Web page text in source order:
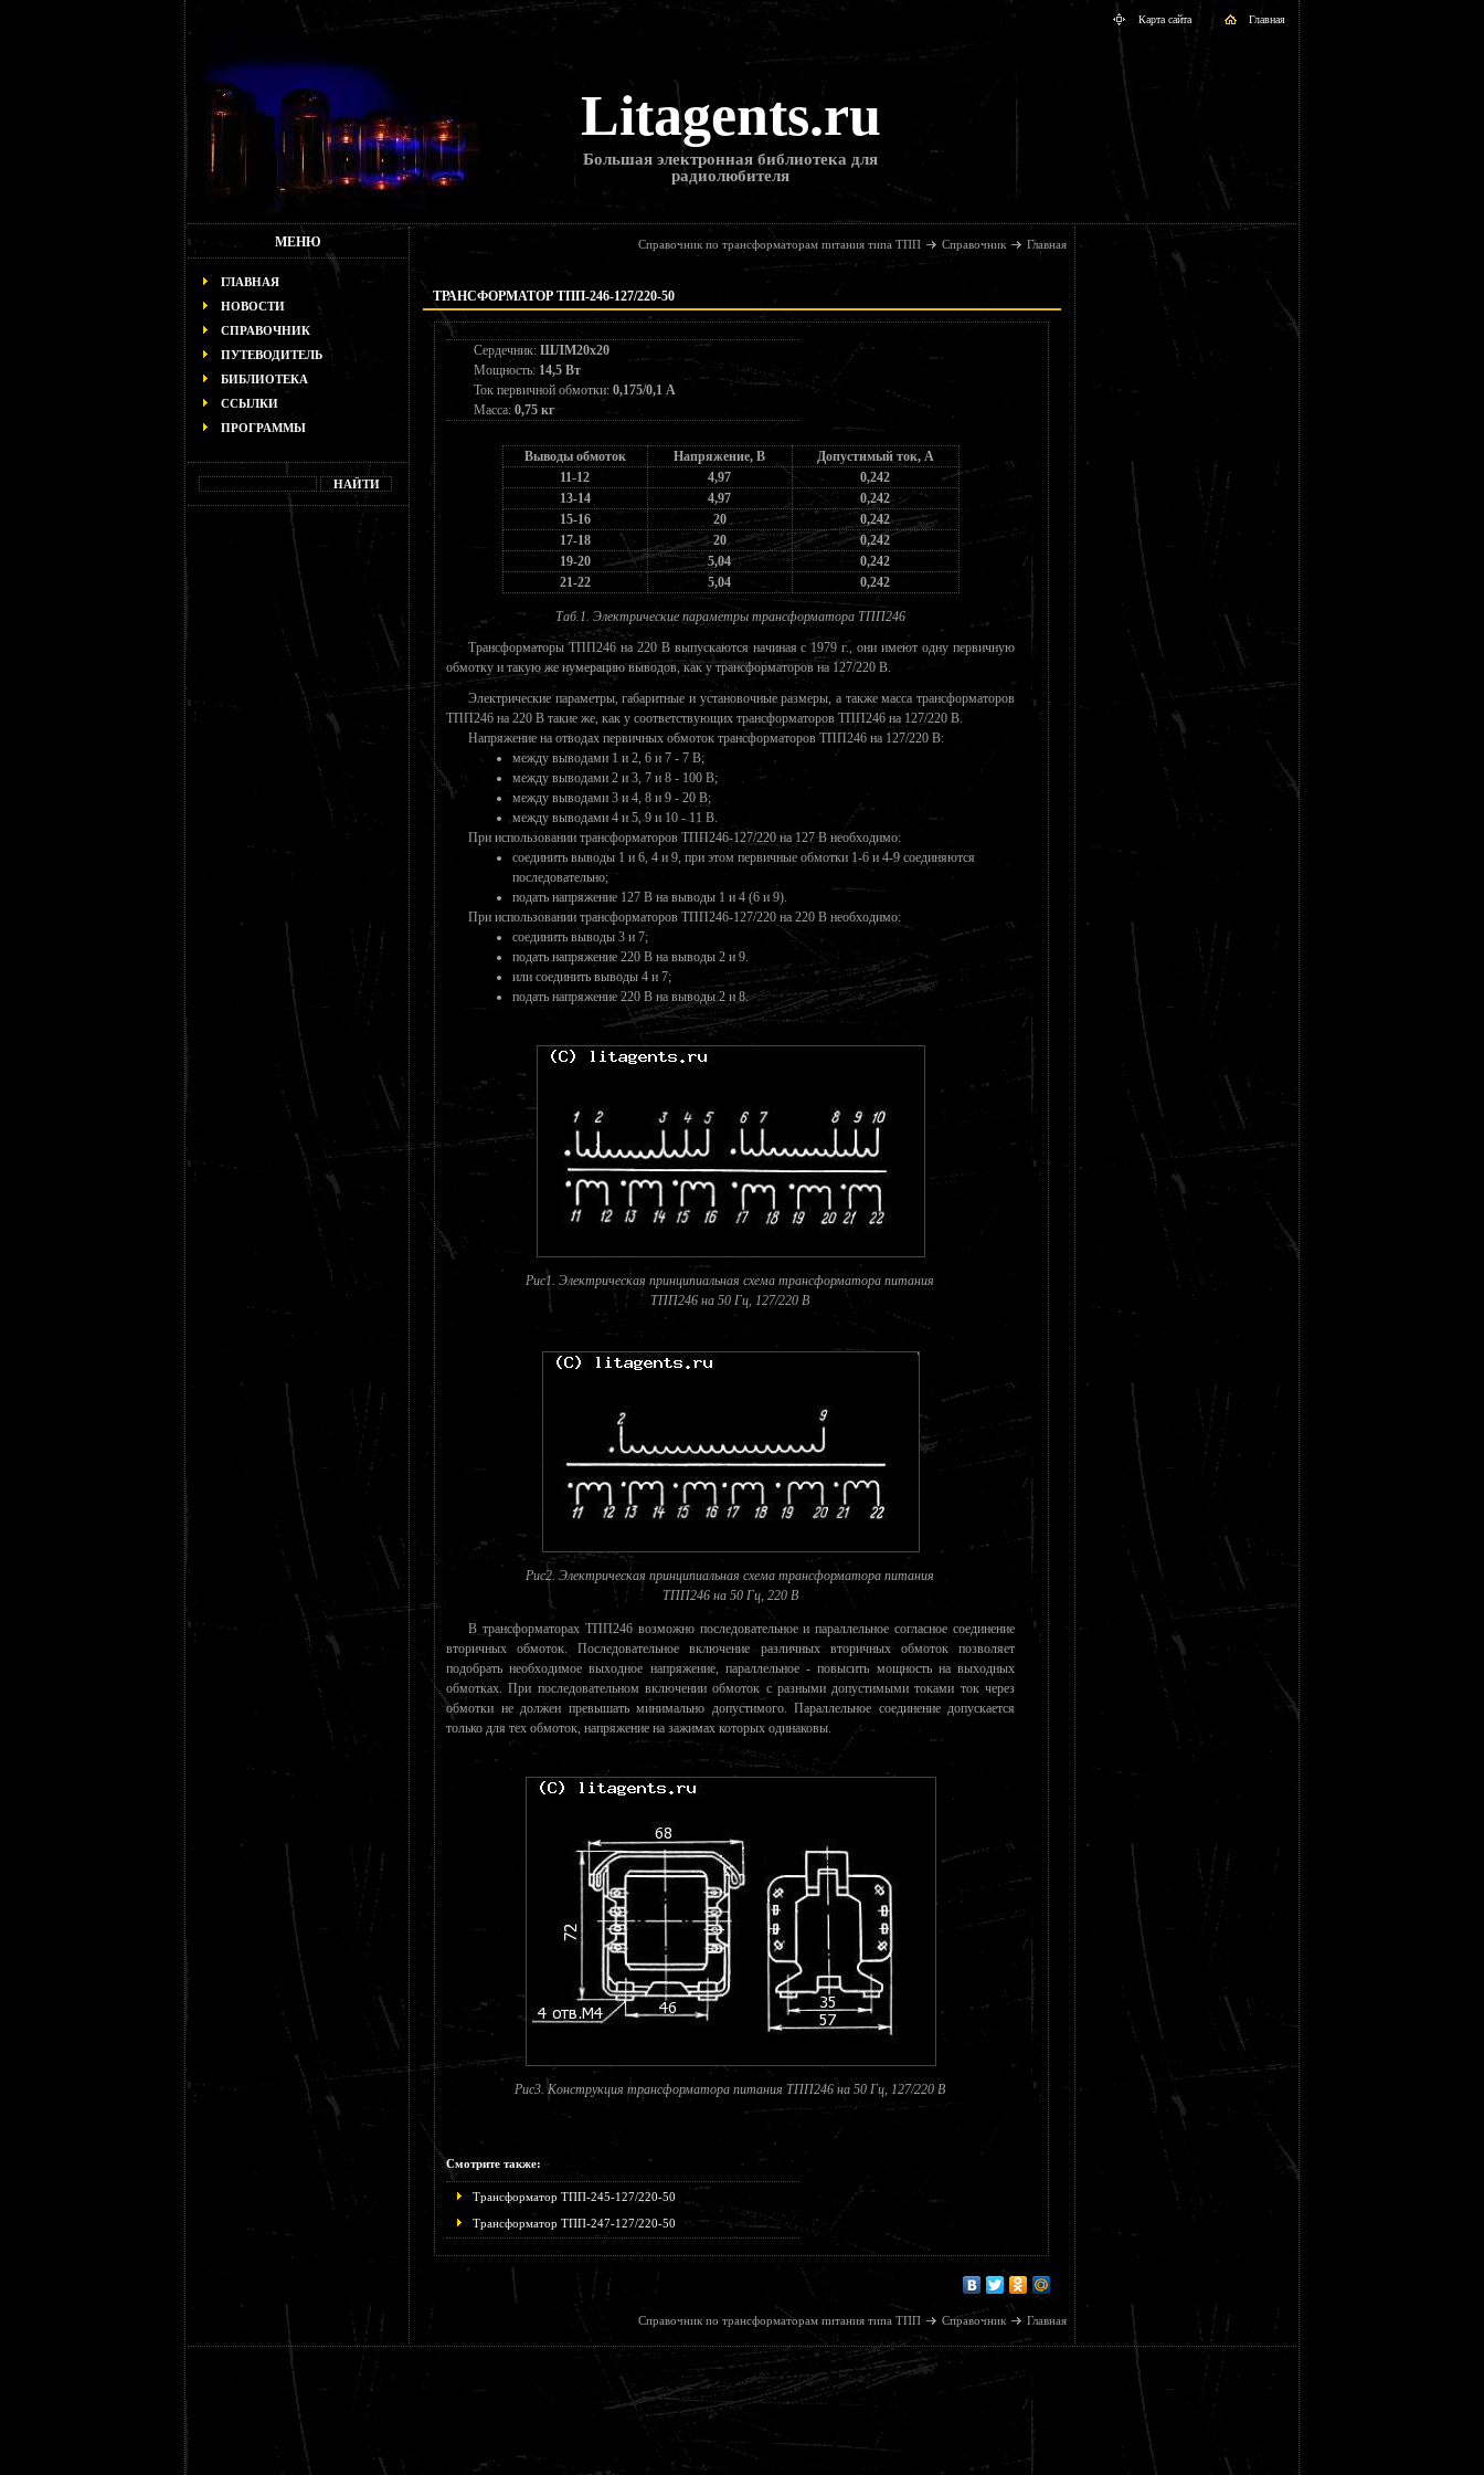
Главная
Карта сайта
Litagents.ru
Большая электронная библиотека для
радиолюбителя
МЕНЮ
ГЛАВНАЯ
НОВОСТИ
СПРАВОЧНИК
ПУТЕВОДИТЕЛЬ
БИБЛИОТЕКА
ССЫЛКИ
ПРОГРАММЫ
Справочник по трансформаторам питания типа ТПП Справочник Главная
ТРАНСФОРМАТОР ТПП-246-127/220-50
Сердечник: ШЛМ20х20
Мощность: 14,5 Вт
Ток первичной обмотки: 0,175/0,1 А
Масса: 0,75 кг
Выводы обмоток Напряжение, В
Допустимый ток, А
11-12
4,97
0,242
13-14
4,97
0,242
15-16
20
0,242
17-18
20
0,242
19-20
5,04
0,242
21-22
5,04 0,242
Таб.1. Электрические параметры трансформатора ТПП246
Трансформаторы ТПП246 на 220 В выпускаются начиная с 1979 г., они имеют одну первичную
обмотку и такую же нумерацию выводов, как у трансформаторов на 127/220 В.
Электрические параметры, габаритные и установочные размеры, а также масса трансформаторов
ТПП246 на 220 В такие же, как у соответствующих трансформаторов ТПП246 на 127/220 В.
Напряжение на отводах первичных обмоток трансформаторов ТПП246 на 127/220 В:
между выводами 1 и 2, 6 и 7 - 7 В;
между выводами 2 и 3, 7 и 8 - 100 В;
между выводами 3 и 4, 8 и 9 - 20 В;
между выводами 4 и 5, 9 и 10 - 11 В.
При использовании трансформаторов ТПП246-127/220 на 127 В необходимо:
соединить выводы 1 и 6, 4 и 9, при этом первичные обмотки 1-6 и 4-9 соединяются
последовательно;
подать напряжение 127 В на выводы 1 и 4 (6 и 9).
При использовании трансформаторов ТПП246-127/220 на 220 В необходимо:
соединить выводы 3 и 7;
подать напряжение 220 В на выводы 2 и 9.
или соединить выводы 4 и 7;
подать напряжение 220 В на выводы 2 и 8.
Рис1. Электрическая принципиальная схема трансформатора питания
ТПП246 на 50 Гц, 127/220 В
Рис2. Электрическая принципиальная схема трансформатора питания
ТПП246 на 50 Гц, 220 В
В трансформаторах ТПП246 возможно последовательное и параллельное согласное соединение
вторичных обмоток. Последовательное включение различных вторичных обмоток позволяет
подобрать необходимое выходное напряжение, параллельное - повысить мощность на выходных
обмотках. При последовательном включении обмоток с разными допустимыми токами ток через
обмотки не должен превышать минимально допустимого. Параллельное соединение допускается
только для тех обмоток, напряжение на зажимах которых одинаковы.
Рис3. Конструкция трансформатора питания ТПП246 на 50 Гц, 127/220 В
Смотрите также:
Трансформатор ТПП-245-127/220-50
Трансформатор ТПП-247-127/220-50
Справочник по трансформаторам питания типа ТПП Справочник Главная